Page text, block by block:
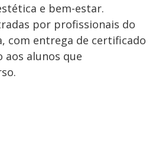
e bem-estar.
por profissionais do
com entrega de certificado
aos alunos que